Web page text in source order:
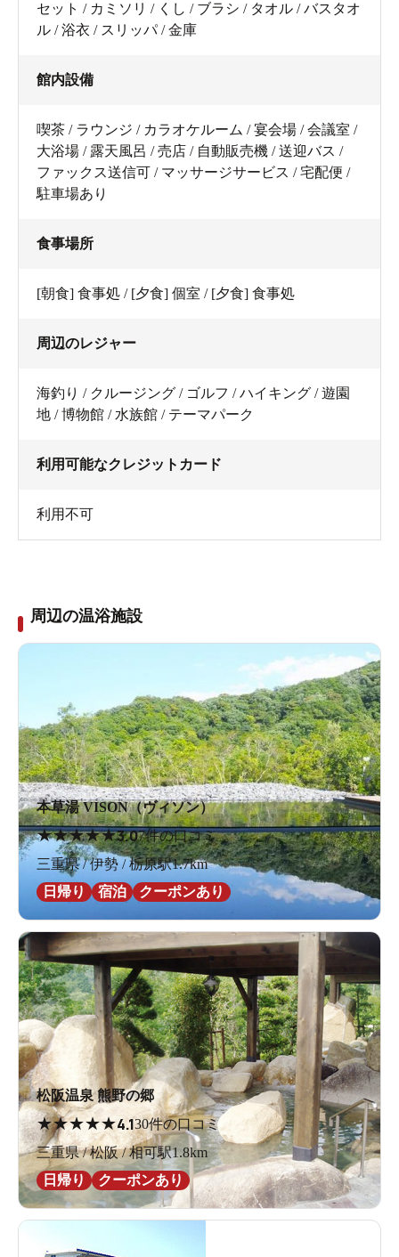
セット / カミソリ / くし / ブラシ / タオル / バスタオ
ル / 浴衣 / スリッパ / 金庫
館内設備
喫茶 / ラウンジ / カラオケルーム / 宴会場 / 会議室 /
大浴場 / 露天風呂 / 売店 / 自動販売機 / 送迎バス /
ファックス送信可 / マッサージサービス / 宅配便 /
駐車場あり
食事場所
[朝食] 食事処 / [夕食] 個室 / [夕食] 食事処
周辺のレジャー
海釣り / クルージング / ゴルフ / ハイキング / 遊園
地 / 博物館 / 水族館 / テーマパーク
利用可能なクレジットカード
利用不可
周辺の温浴施設
本草湯 VISON（ヴィソン）
★★★★★3.07件の口コミ
三重県 / 伊勢 / 栃原駅1.7km
日帰り
宿泊 クーポンあり
松阪温泉 熊野の郷
★★★★★4.130件の口コミ
三重県 / 松阪 / 相可駅1.8km
日帰り
クーポンあり